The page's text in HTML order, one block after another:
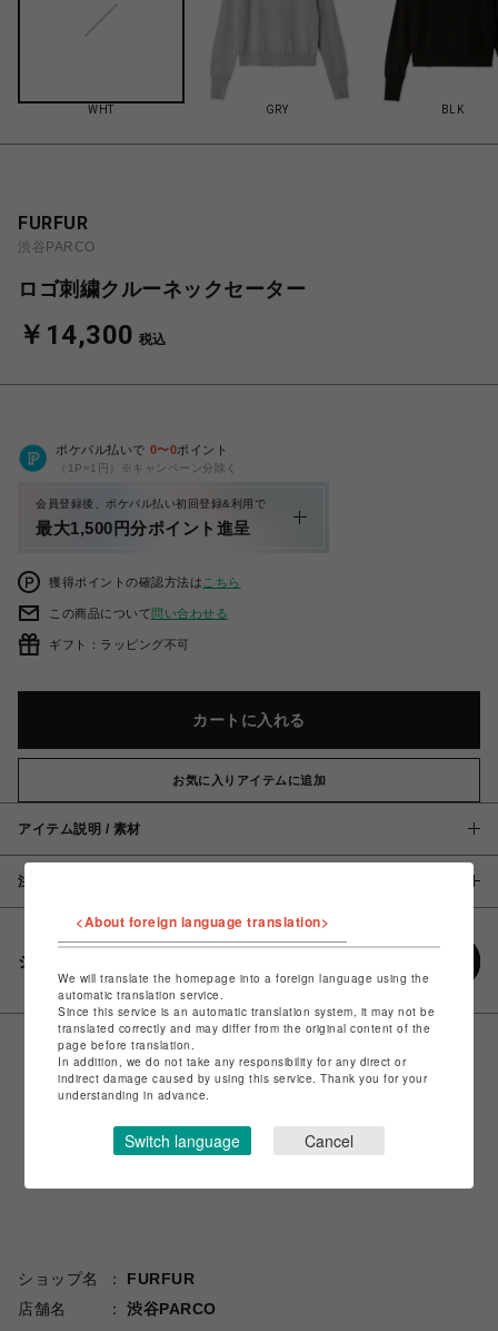
WHT GRY BLK
FURFUR
渋谷PARCO
ロゴ刺繍クルーネックセーター
￥14,300 税込
ポケパル払いで 0〜0ポイント
（1P=1円）※キャンペーン分除く
会員登録後、ポケパル払い初回登録&利用で
最大1,500円分ポイント進呈
獲得ポイントの確認方法は こちら
この商品について問い合わせる
ギフト：ラッピング不可
カートに入れる
お気に入りアイテムに追加
アイテム説明 / 素材
注意事項
シェアする
ショップ名
FURFUR
店舗名
渋谷PARCO
<About foreign language translation>
We will translate the homepage into a foreign language using the
automatic translation service.
Since this service is an automatic translation system, it may not be
translated correctly and may differ from the original content of the
page before translation.
In addition, we do not take any responsibility for any direct or
indirect damage caused by using this service. Thank you for your
understanding in advance.
Switch language Cancel